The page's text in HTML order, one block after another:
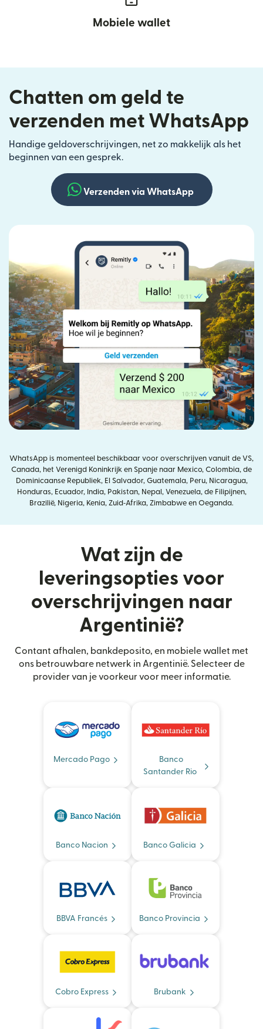
Mobiele wallet
Chatten om geld te
verzenden met WhatsApp
Handige geldoverschrijvingen, net zo makkelijk als het
beginnen van een gesprek.
Verzenden via WhatsApp
WhatsApp is momenteel beschikbaar voor overschrijven vanuit de VS,
Canada, het Verenigd Koninkrijk en Spanje naar Mexico, Colombia, de
Dominicaanse Republiek, El Salvador, Guatemala, Peru, Nicaragua,
Honduras, Ecuador, India, Pakistan, Nepal, Venezuela, de Filipijnen,
Brazilië, Nigeria, Kenia, Zuid‑Afrika, Zimbabwe en Oeganda.
Wat zijn de
leveringsopties voor
overschrijvingen naar
Argentinië?
Contant afhalen, bankdeposito, en mobiele wallet met
ons betrouwbare netwerk in Argentinië. Selecteer de
provider van je voorkeur voor meer informatie.
Mercado Pago
Banco
Santander Rio
Banco Nacion Banco Galicia
BBVA Francés Banco Provincia
Cobro Express Brubank